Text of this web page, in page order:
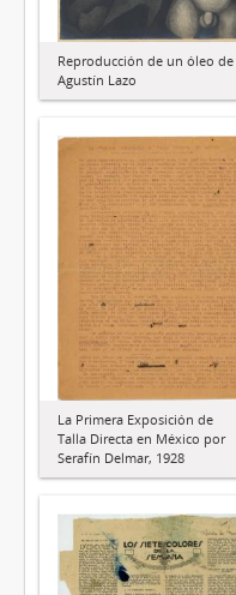
Reproducción de un óleo de
Agustín Lazo
La Primera Exposición de
Talla Directa en México por
Serafín Delmar, 1928